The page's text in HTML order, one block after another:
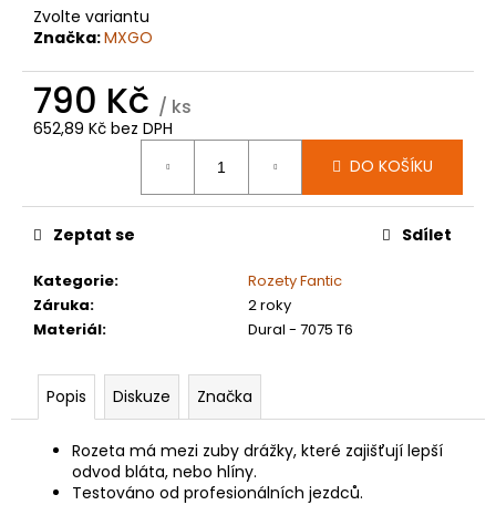
Zvolte variantu
Značka:MXGO
790 Kč / ks
652,89 Kč bez DPH
DO KOŠÍKU
Kategorie:
Rozety Fantic
Záruka:
2 roky
Materiál: Dural - 7075 T6
Zeptat se Sdílet
Popis Diskuze Značka
Rozeta má mezi zuby drážky, které zajišťují lepší
odvod bláta, nebo hlíny.
Testováno od profesionálních jezdců.
199
Kč